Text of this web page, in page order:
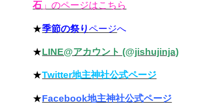
石 」のページはこちら
★季節の祭りページへ
★LINE@アカウント (@jishujinja)
★Twitter地主神社公式ページ
★Facebook地主神社公式ページ